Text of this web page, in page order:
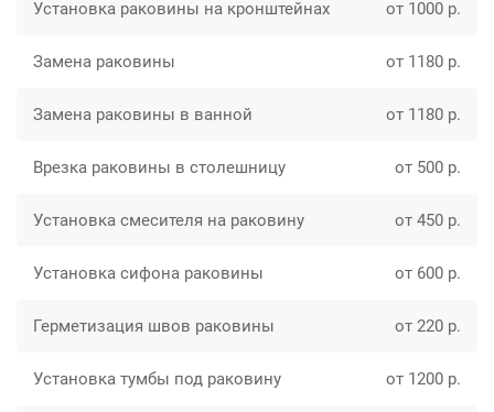
Установка раковины на кронштейнах от 1000 р.
Замена раковины от 1180 р.
Замена раковины в ванной от 1180 р.
Врезка раковины в столешницу от 500 р.
Установка смесителя на раковину от 450 р.
Установка сифона раковины от 600 р.
Герметизация швов раковины от 220 р.
Установка тумбы под раковину от 1200 р.